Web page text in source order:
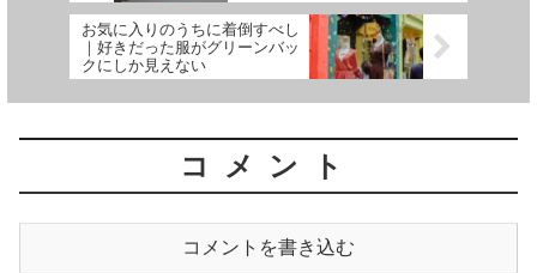
お気に入りのうちに着倒すべし
｜好きだった服がグリーンバッ
クにしか見えない
コメント
コメントを書き込む